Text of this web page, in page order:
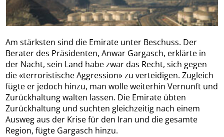
Am stärksten sind die Emirate unter Beschuss. Der
Berater des Präsidenten, Anwar Gargasch, erklärte in
der Nacht, sein Land habe zwar das Recht, sich gegen
die «terroristische Aggression» zu verteidigen. Zugleich
fügte er jedoch hinzu, man wolle weiterhin Vernunft und
Zurückhaltung walten lassen. Die Emirate übten
Zurückhaltung und suchten gleichzeitig nach einem
Ausweg aus der Krise für den Iran und die gesamte
Region, fügte Gargasch hinzu.